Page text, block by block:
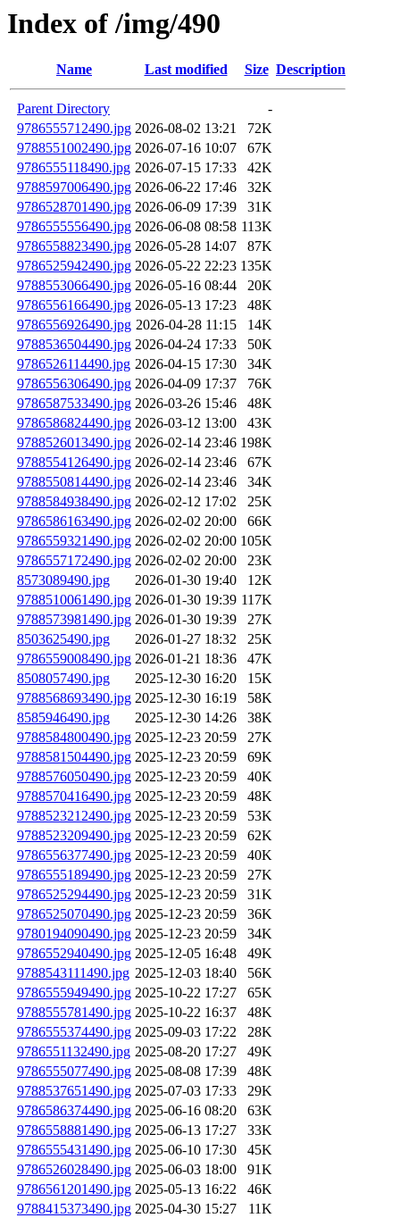
Index of /img/490
Name Last modified Size Description
Parent Directory
-
9786555712490.jpg 2026-08-02 13:21
72K
9788551002490.jpg 2026-07-16 10:07
67K
9786555118490.jpg 2026-07-15 17:33
42K
9788597006490.jpg 2026-06-22 17:46
32K
9786528701490.jpg 2026-06-09 17:39
31K
9786555556490.jpg 2026-06-08 08:58 113K
9786558823490.jpg 2026-05-28 14:07
87K
9786525942490.jpg 2026-05-22 22:23 135K
9788553066490.jpg 2026-05-16 08:44
20K
9786556166490.jpg 2026-05-13 17:23
48K
9786556926490.jpg 2026-04-28 11:15
14K
9788536504490.jpg 2026-04-24 17:33
50K
9786526114490.jpg 2026-04-15 17:30
34K
9786556306490.jpg 2026-04-09 17:37
76K
9786587533490.jpg 2026-03-26 15:46
48K
9786586824490.jpg 2026-03-12 13:00
43K
9788526013490.jpg 2026-02-14 23:46 198K
9788554126490.jpg 2026-02-14 23:46
67K
9788550814490.jpg 2026-02-14 23:46
34K
9788584938490.jpg 2026-02-12 17:02
25K
9786586163490.jpg 2026-02-02 20:00
66K
9786559321490.jpg 2026-02-02 20:00 105K
9786557172490.jpg 2026-02-02 20:00
23K
8573089490.jpg
2026-01-30 19:40
12K
9788510061490.jpg 2026-01-30 19:39 117K
9788573981490.jpg 2026-01-30 19:39
27K
8503625490.jpg
2026-01-27 18:32
25K
9786559008490.jpg 2026-01-21 18:36
47K
8508057490.jpg
2025-12-30 16:20
15K
9788568693490.jpg 2025-12-30 16:19
58K
8585946490.jpg
2025-12-30 14:26
38K
9788584800490.jpg 2025-12-23 20:59
27K
9788581504490.jpg 2025-12-23 20:59
69K
9788576050490.jpg 2025-12-23 20:59
40K
9788570416490.jpg 2025-12-23 20:59
48K
9788523212490.jpg 2025-12-23 20:59
53K
9788523209490.jpg 2025-12-23 20:59
62K
9786556377490.jpg 2025-12-23 20:59
40K
9786555189490.jpg 2025-12-23 20:59
27K
9786525294490.jpg 2025-12-23 20:59
31K
9786525070490.jpg 2025-12-23 20:59
36K
9780194090490.jpg 2025-12-23 20:59
34K
9786552940490.jpg 2025-12-05 16:48
49K
9788543111490.jpg 2025-12-03 18:40
56K
9786555949490.jpg 2025-10-22 17:27
65K
9788555781490.jpg 2025-10-22 16:37
48K
9786555374490.jpg 2025-09-03 17:22
28K
9786551132490.jpg 2025-08-20 17:27
49K
9786555077490.jpg 2025-08-08 17:39
48K
9788537651490.jpg 2025-07-03 17:33
29K
9786586374490.jpg 2025-06-16 08:20
63K
9786558881490.jpg 2025-06-13 17:27
33K
9786555431490.jpg 2025-06-10 17:30
45K
9786526028490.jpg 2025-06-03 18:00
91K
9786561201490.jpg 2025-05-13 16:22
46K
9788415373490.jpg 2025-04-30 15:27
11K